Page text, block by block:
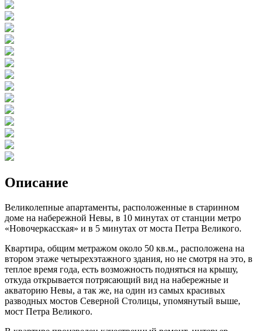
Описание
Великолепные апартаменты, расположенные в старинном
доме на набережной Невы, в 10 минутах от станции метро
«Новочеркасская» и в 5 минутах от моста Петра Великого.
Квартира, общим метражом около 50 кв.м., расположена на
втором этаже четырехэтажного здания, но не смотря на это, в
теплое время года, есть возможность подняться на крышу,
откуда открывается потрясающий вид на набережные и
акваторию Невы, а так же, на один из самых красивых
разводных мостов Северной Столицы, упомянутый выше,
мост Петра Великого.